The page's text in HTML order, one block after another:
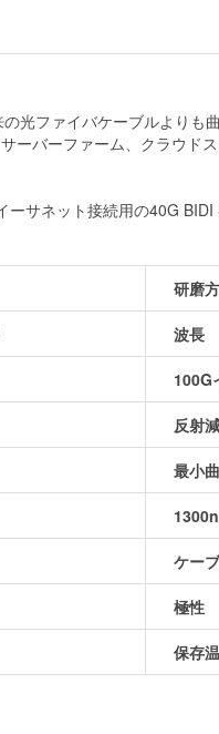
光ファイバケーブルより
ーバーファーム、クラウ
サネット接続用の40G
研磨
波長
100G
反射
最小
ケー
極性
保存